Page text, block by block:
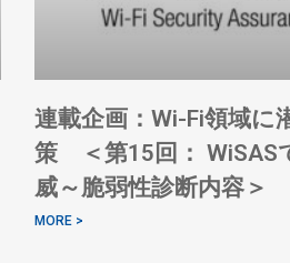
連載企画：Wi-Fi領域に
策 ＜第15回： WiSAS
威～脆弱性診断内容＞
MORE >